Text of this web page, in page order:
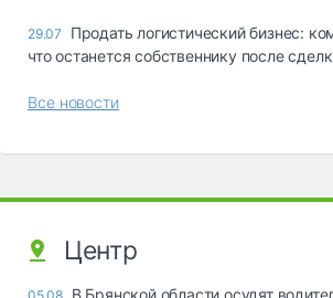
29.07
Продать логистический бизнес:
что останется собственнику после
Все новости
Центр
В Брянской области осудят